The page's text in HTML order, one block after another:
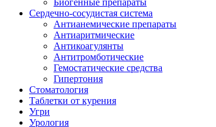
Биогенные препараты
Сердечно-сосудистая система
Антианемические препараты
Антиаритмические
Антикоагулянты
Антитромботические
Гемостатические средства
Гипертония
Стоматология
Таблетки от курения
Угри
Урология